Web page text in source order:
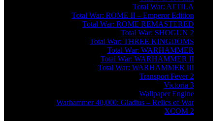
Total War: ATTILA
Total War: ROME II – Emperor Edition
Total War: ROME REMASTERED
Total War: SHOGUN 2
Total War: THREE KINGDOMS
Total War: WARHAMMER
Total War: WARHAMMER II
Total War: WARHAMMER III
Transport Fever 2
Victoria 3
Wallpaper Engine
Warhammer 40,000: Gladius – Relics of War
XCOM 2